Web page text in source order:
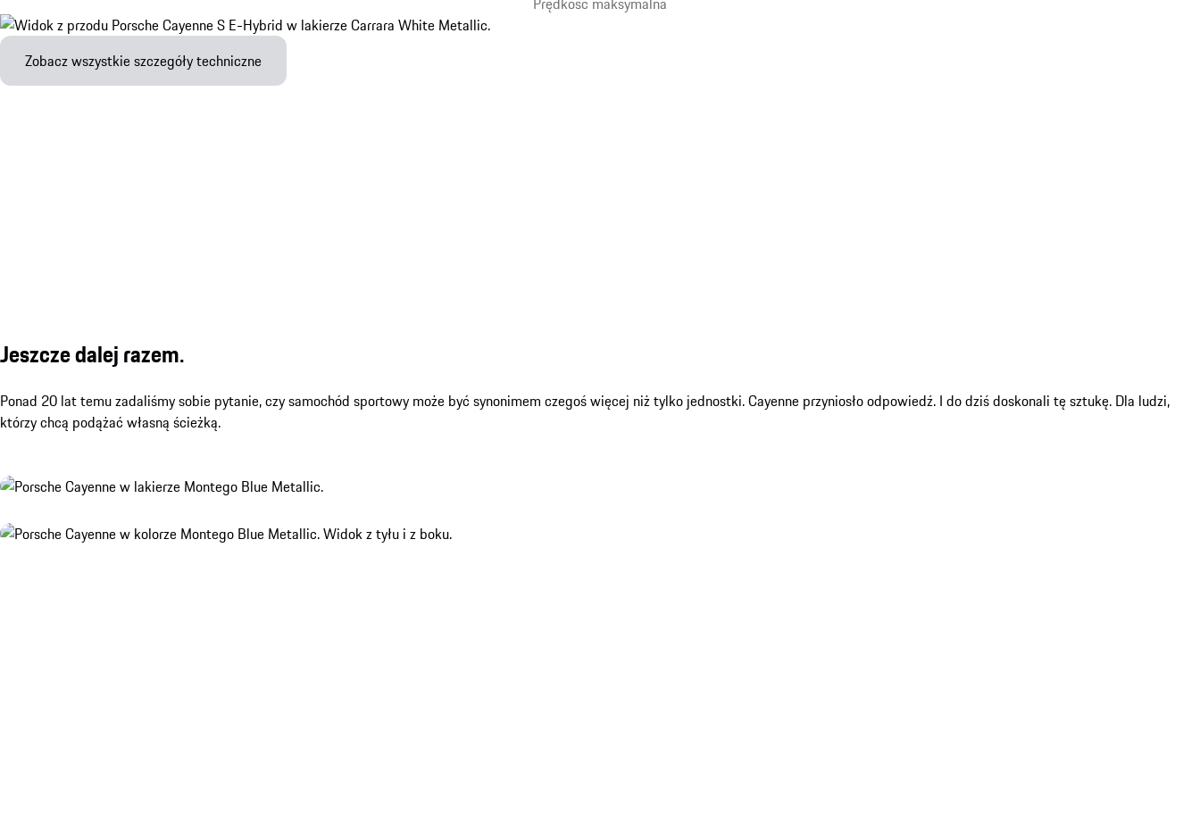
Zobacz wszystkie szczegóły techniczne
Jeszcze dalej razem.
Ponad 20 lat temu zadaliśmy sobie pytanie, czy samochód sportowy może być synonimem czegoś więcej niż tylko jednostki. Cayenne przyniosło odpowiedź. I do dziś doskonali tę sztukę. Dla ludzi,
którzy chcą podążać własną ścieżką.